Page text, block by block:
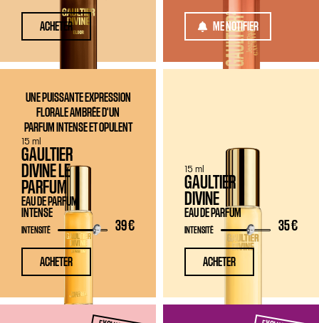
ACHETER ME NOTIFIER
UNE PUISSANTE EXPRESSION
FLORALE AMBRÉE D'UN
PARFUM INTENSE ET OPULENT
GAULTIER
DIVINE LE
PARFUM
EAU DE PARFUM
INTENSE
39 €
INTENSITÉ
15 ml
ACHETER
GAULTIER
DIVINE
EAU DE PARFUM
35 €
INTENSITÉ
15 ml
ACHETER